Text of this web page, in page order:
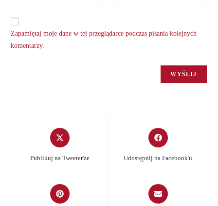
Zapamiętaj moje dane w tej przeglądarce podczas pisania kolejnych
komentarzy.
Opens
in
new
Publikuj na Tweeter'ze
Opens
in
new
Udostępnij na Facebook'u
Opens
in
Opens
in